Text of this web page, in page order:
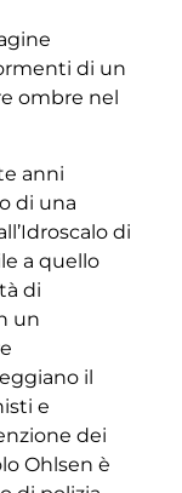
di un
ombre nel
anni
di una
di
a quello
di
un
il
e
dei
Ohlsen è